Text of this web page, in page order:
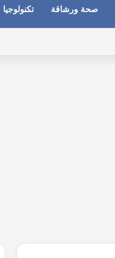
صحة ورشاقة تكنولوجيا